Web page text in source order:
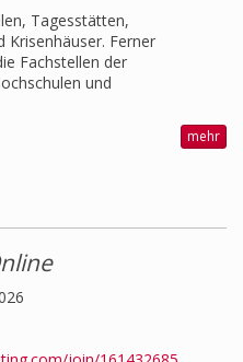
Tagesstätten,
Ferner
Fachstellen der
und
mehr